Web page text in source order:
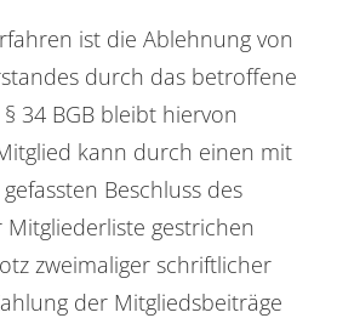
ist die Ablehnung von
durch das betroffene
34 BGB bleibt hiervon
kann durch einen mit
Beschluss des
gestrichen
zweimaliger schriftlicher
der Mitgliedsbeiträge